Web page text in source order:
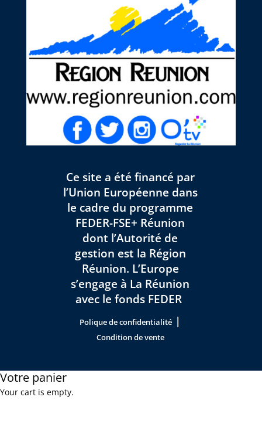
Ce site a été financé par
l’Union Européenne dans
le cadre du programme
FEDER-FSE+ Réunion
dont l’Autorité de
gestion est la Région
Réunion. L’Europe
s’engage à La Réunion
avec le fonds FEDER
Polique de confidentialité |
Condition de vente
Votre panier
Your cart is empty.